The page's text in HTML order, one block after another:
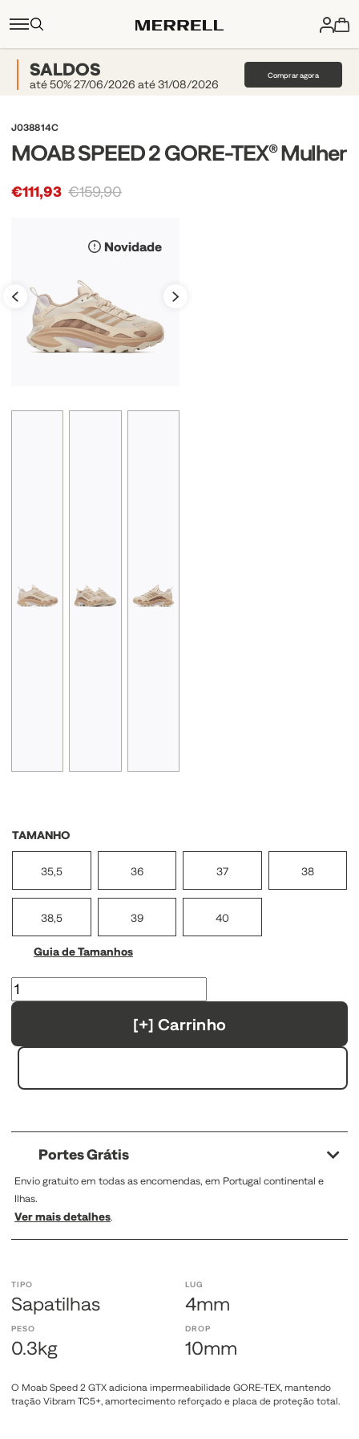
SALDOS
até 50% 27/06/2026 até 31/08/2026
Comprar agora
TIPO
Sapatilhas
LUG
4mm
PESO
0.3kg
DROP
10mm
O Moab Speed 2 GTX adiciona impermeabilidade GORE‑TEX, mantendo
tração Vibram TC5+, amortecimento reforçado e placa de proteção total.
J038814C
MOAB SPEED 2 GORE-TEX® Mulher
€111,93 €159,90
Novidade
TAMANHO
35,5 36 37 38
38,5 39 40
Guia de Tamanhos
[+] Carrinho
Portes Grátis
Envio gratuito em todas as encomendas, em Portugal continental e
Ilhas.
Ver mais detalhes.